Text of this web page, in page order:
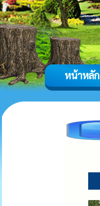
หน้าหลัก